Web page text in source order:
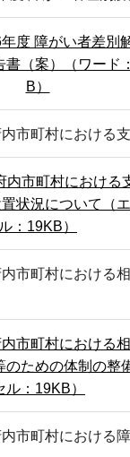
度 障がい者差別
書（案）（ワード
B）
市町村における
内市町村における
状況について（
ル：19KB）
市町村における
市町村における
のための体制の整
：19KB）
市町村における